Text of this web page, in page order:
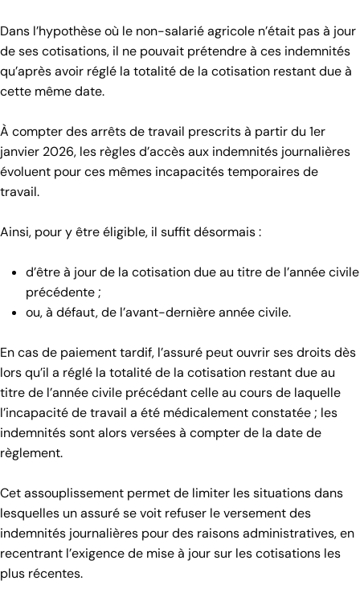
Dans l’hypothèse où le non-salarié agricole n’était pas à jour
de ses cotisations, il ne pouvait prétendre à ces indemnités
qu’après avoir réglé la totalité de la cotisation restant due à
cette même date.
À compter des arrêts de travail prescrits à partir du 1er
janvier 2026, les règles d’accès aux indemnités journalières
évoluent pour ces mêmes incapacités temporaires de
travail.
Ainsi, pour y être éligible, il suffit désormais :
d’être à jour de la cotisation due au titre de l’année civile
précédente ;
ou, à défaut, de l’avant-dernière année civile.
En cas de paiement tardif, l’assuré peut ouvrir ses droits dès
lors qu’il a réglé la totalité de la cotisation restant due au
titre de l’année civile précédant celle au cours de laquelle
l’incapacité de travail a été médicalement constatée ; les
indemnités sont alors versées à compter de la date de
règlement.
Cet assouplissement permet de limiter les situations dans
lesquelles un assuré se voit refuser le versement des
indemnités journalières pour des raisons administratives, en
recentrant l’exigence de mise à jour sur les cotisations les
plus récentes.